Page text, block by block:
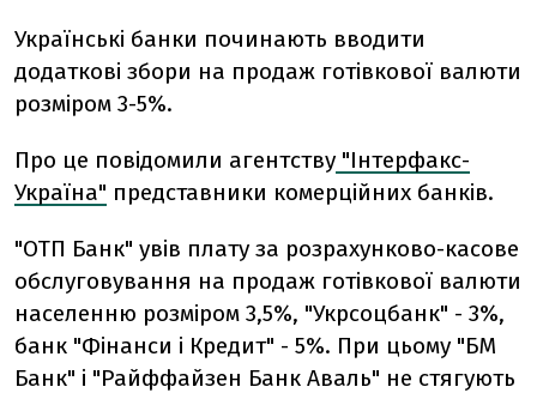
Українські банки починають вводити
додаткові збори на продаж готівкової валюти
розміром 3-5%.
Про це повідомили агентству "Інтерфакс-
Україна" представники комерційних банків.
"OTП Банк" увів плату за розрахунково-касове
обслуговування на продаж готівкової валюти
населенню розміром 3,5%, "Укрсоцбанк" - 3%,
банк "Фінанси і Кредит" - 5%. При цьому "БМ
Банк" і "Райффайзен Банк Аваль" не стягують